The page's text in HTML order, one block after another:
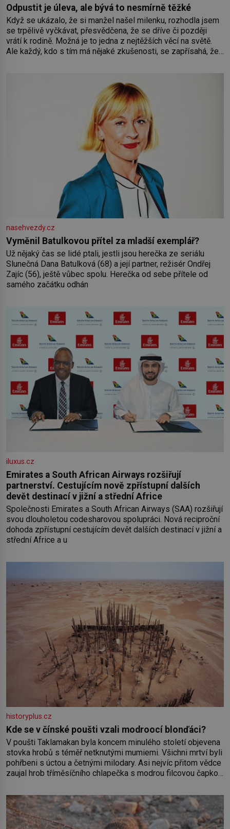
Odpustit je úleva, ale bývá to nesmírně těžké
Když se ukázalo, že si manžel našel milenku, rozhodla jsem
se trpělivě vyčkávat, přesvědčena, že se dříve či později
vrátí k rodině. Možná je to jedna z nejtěžších věcí na světě.
Ale každý, kdo s tím má nějaké zkušenosti, se zapřísahá, že
nasehvezdy.cz
Vyměnil Batulkovou přítel za mladší exemplář?
Už nějaký čas se lidé ptali, jestli jsou herečka ze seriálu
Slunečná Dana Batulková (68) a její partner, režisér Ondřej
Zajíc (56), ještě vůbec spolu. Herečka od sebe přítele od
samého začátku odhán
iluxus.cz
Emirates a South African Airways rozšiřují
partnerství. Cestujícím nově zpřístupní dalších
devět destinací v jižní a střední Africe
Společnosti Emirates a South African Airways (SAA) rozšiřují
svou dlouholetou codesharovou spolupráci. Nová reciproční
dohoda zpřístupní cestujícím devět dalších destinací v jižní a
střední Africe a u
historyplus.cz
Kde se v čínské poušti vzali modroocí blonďáci?
V poušti Taklamakan byla koncem minulého století objevena
stovka hrobů s téměř netknutými mumiemi. Všichni mrtví byli
pohřbeni s úctou a četnými milodary. Asi nejvíc přitom vědce
zaujal hrob tříměsíčního chlapečka s modrou filcovou čapkou,
nesmírně dobře zachovalá, přičítají odborníci zdejším
klimatickým podmínkám. Sucho, prosolené písky a extrémně